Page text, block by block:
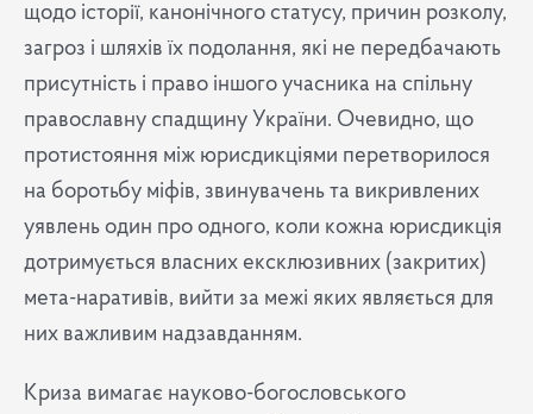
щодо історії, канонічного статусу, причин розколу,
загроз і шляхів їх подолання, які не передбачають
присутність і право іншого учасника на спільну
православну спадщину України. Очевидно, що
протистояння між юрисдикціями перетворилося
на боротьбу міфів, звинувачень та викривлених
уявлень один про одного, коли кожна юрисдикція
дотримується власних ексклюзивних (закритих)
мета-наративів, вийти за межі яких являється для
них важливим надзавданням.
Криза вимагає науково-богословського